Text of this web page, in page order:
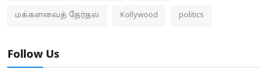
மக்களவைத் தேர்தல் Kollywood politics
Follow Us